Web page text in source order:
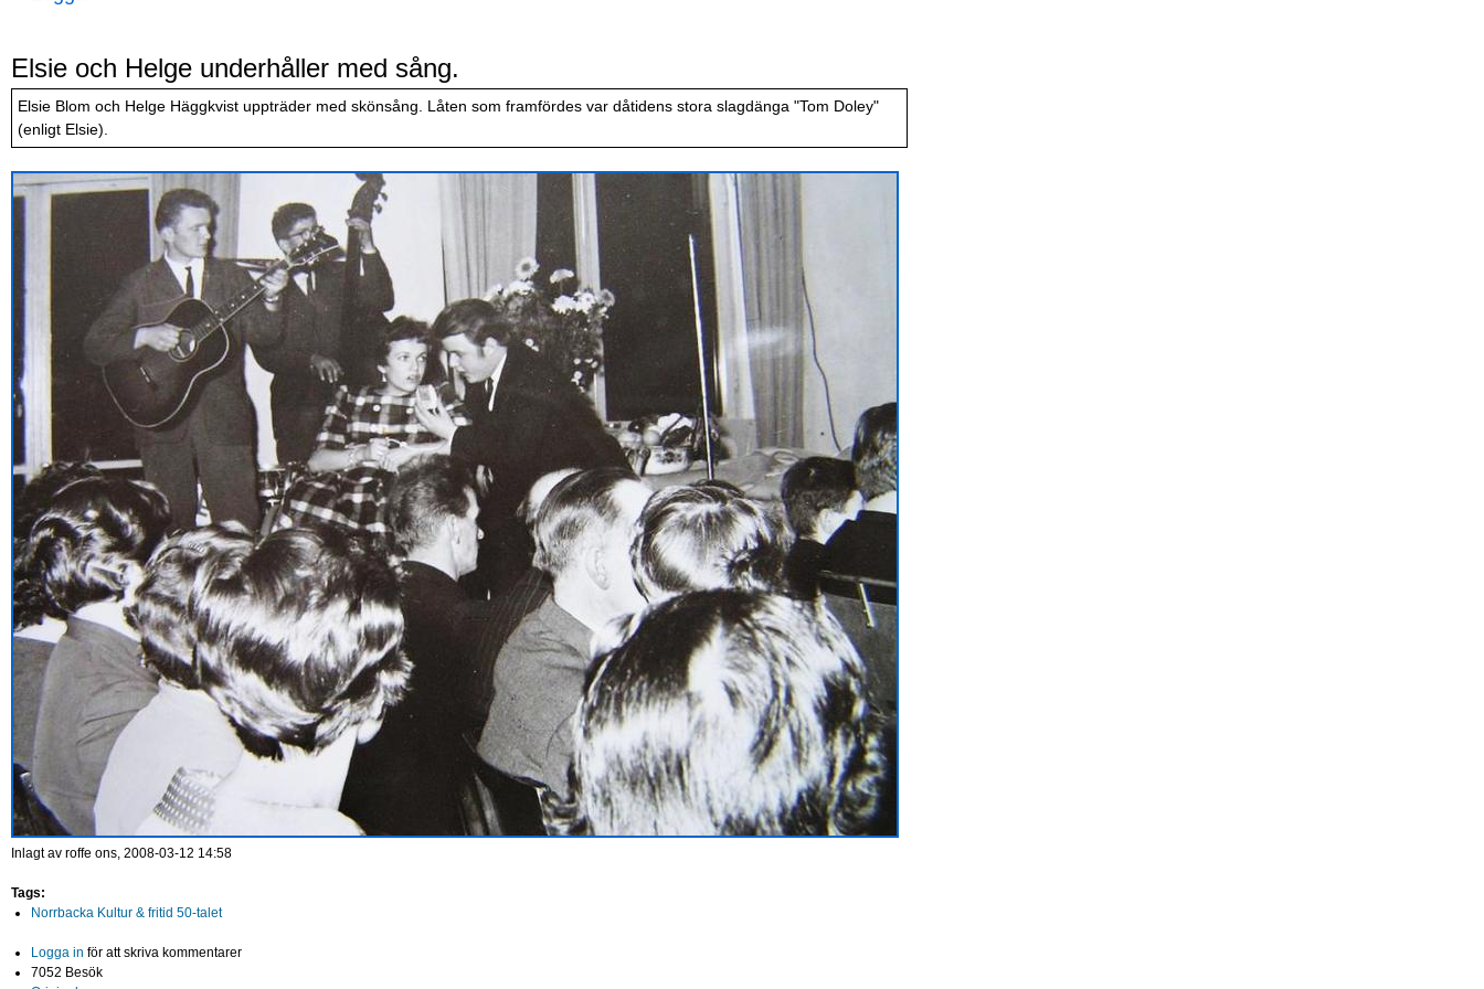
Elsie och Helge underhåller med sång.
Elsie Blom och Helge Häggkvist uppträder med skönsång. Låten som framfördes var dåtidens stora slagdänga "Tom Doley"
(enligt Elsie).
Inlagt av roffe ons, 2008-03-12 14:58
Tags:
Norrbacka Kultur & fritid 50-talet
Logga in för att skriva kommentarer
7052 Besök